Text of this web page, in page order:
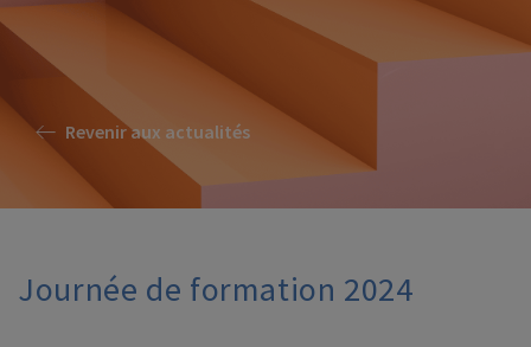
Revenir aux actualités
Journée de formation 2024